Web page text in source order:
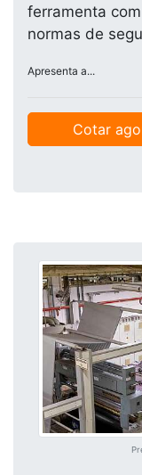
ferramenta
normas de
Apresenta a...
Cotar